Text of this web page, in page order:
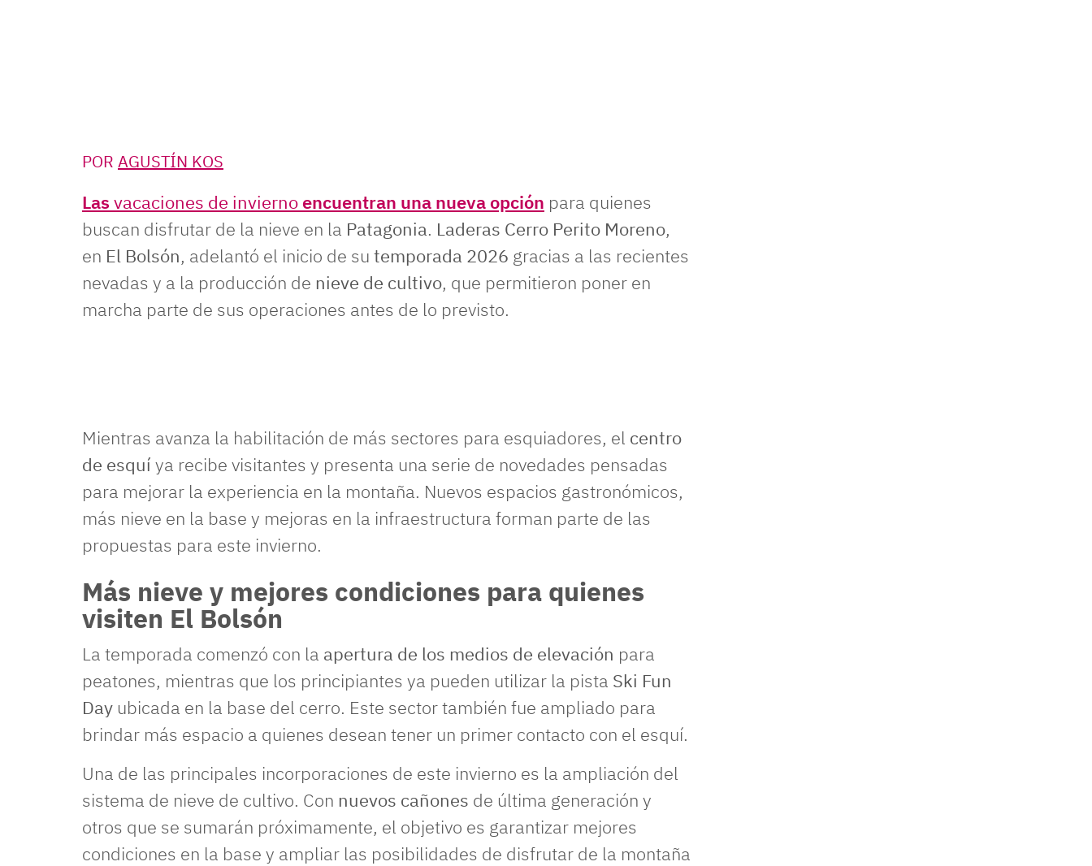
POR AGUSTÍN KOS
Las vacaciones de inviernoencuentran una nueva opción para quienes
buscan disfrutar de la nieve en la Patagonia. Laderas Cerro Perito Moreno,
en El Bolsón, adelantó el inicio de su temporada 2026 gracias a las recientes
nevadas y a la producción de nieve de cultivo, que permitieron poner en
marcha parte de sus operaciones antes de lo previsto.
Mientras avanza la habilitación de más sectores para esquiadores, el centro
de esquí ya recibe visitantes y presenta una serie de novedades pensadas
para mejorar la experiencia en la montaña. Nuevos espacios gastronómicos,
más nieve en la base y mejoras en la infraestructura forman parte de las
propuestas para este invierno.
Más nieve y mejores condiciones para quienes
visiten El Bolsón
La temporada comenzó con la apertura de los medios de elevación para
peatones, mientras que los principiantes ya pueden utilizar la pista Ski Fun
Day ubicada en la base del cerro. Este sector también fue ampliado para
brindar más espacio a quienes desean tener un primer contacto con el esquí.
Una de las principales incorporaciones de este invierno es la ampliación del
sistema de nieve de cultivo. Con nuevos cañones de última generación y
otros que se sumarán próximamente, el objetivo es garantizar mejores
condiciones en la base y ampliar las posibilidades de disfrutar de la montaña